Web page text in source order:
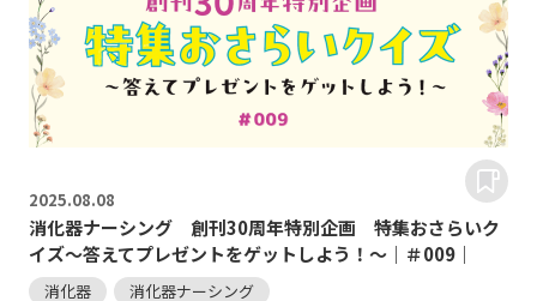
2025.08.08
消化器ナーシング 創刊30周年特別企画 特集おさらいク
イズ～答えてプレゼントをゲットしよう！～｜＃009｜
消化器 消化器ナーシング